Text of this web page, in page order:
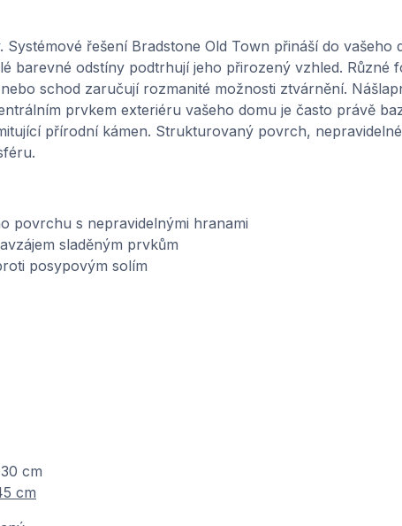
řešení Bradstone Old Town přináší do vašeho
barevné odstíny podtrhují jeho přirozený vzhled. Různé
schod zaručují rozmanité možnosti ztvárnění.
prvkem exteriéru vašeho domu je často právě
přírodní kámen. Strukturovaný povrch,
povrchu s nepravidelnými hranami
sladěným prvkům
posypovým solím
cm
cm